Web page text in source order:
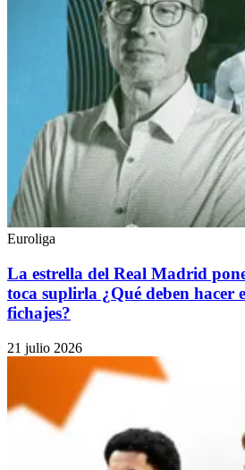
Euroliga
La estrella del Real Madrid
toca suplirla ¿Qué deben hacer
fichajes?
21 julio 2026